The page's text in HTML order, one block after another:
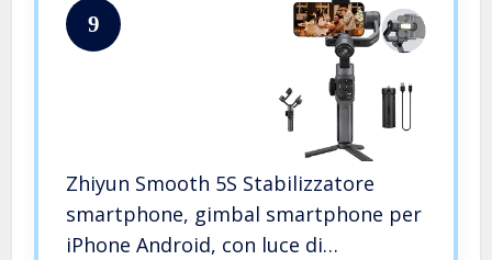
9
Zhiyun Smooth 5S Stabilizzatore
smartphone, gimbal smartphone per
iPhone Android, con luce di